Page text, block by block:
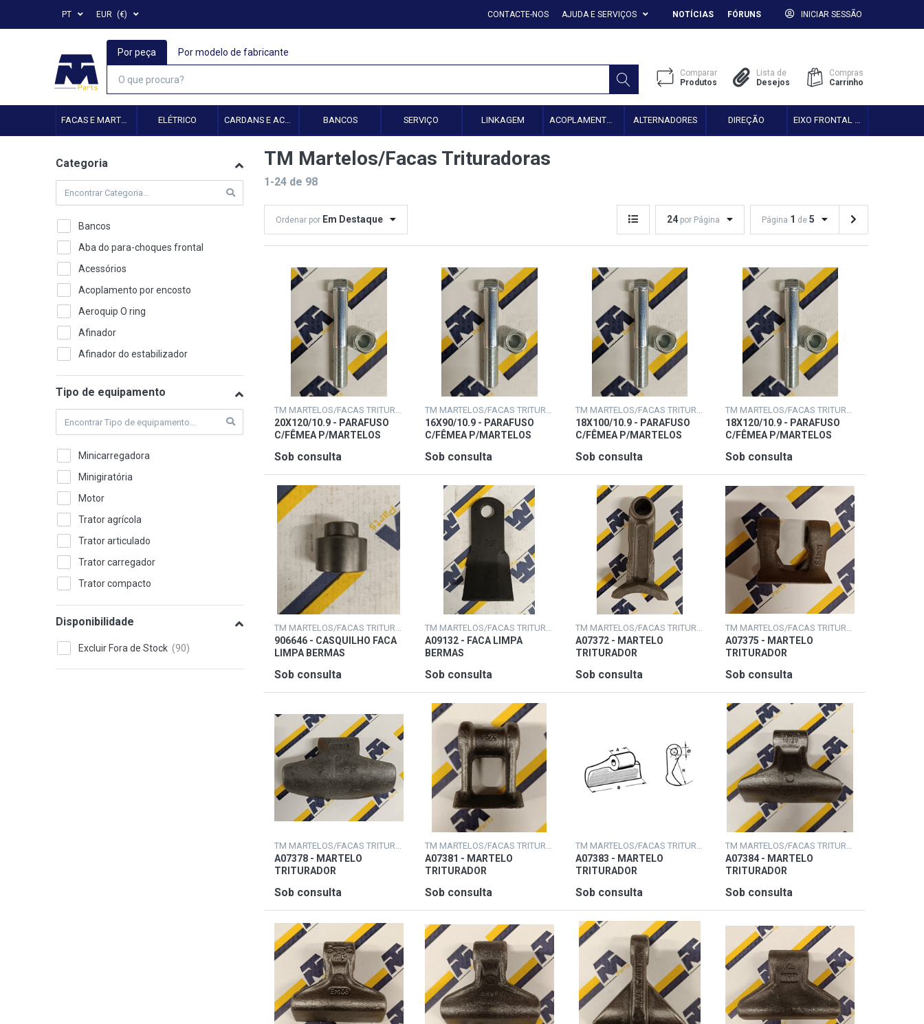
PT EUR (€) CONTACTE-NOS AJUDA E SERVIÇOS NOTÍCIAS FÓRUNS INICIAR SESSÃO
Por peça Por modelo de fabricante
Comparar
Produtos
Lista de
Desejos
Compras
Carrinho
ELÉTRICO CARDANS E ACESSÓRIOS BANCOS SERVIÇO LINKAGEM ACOPLAMENTO HIDRÁULICO ALTERNADORES DIREÇÃO
Categoria
Bancos
Aba do para-choques frontal
Acessórios
Acoplamento por encosto
Aeroquip O ring
Afinador
Afinador do estabilizador
Alternador
Alternador 12V
Amortecedor
Tipo de equipamento
Minicarregadora
Minigiratória
Motor
Trator agrícola
Trator articulado
Trator carregador
Trator compacto
Trator de pomar
Trator de rastos
Trator de vinha
Disponibilidade
Excluir Fora de Stock
TM Martelos/Facas Trituradoras
1-24de 98
Ordenar por Em Destaque 24 por Página Página 1 de5
TM MARTELOS/FACAS TRITURADORAS
20X120/10.9 - PARAFUSO
C/FÊMEA P/MARTELOS
Sob consulta
TM MARTELOS/FACAS TRITURADORAS
16X90/10.9 - PARAFUSO
C/FÊMEA P/MARTELOS
Sob consulta
TM MARTELOS/FACAS TRITURADORAS
18X100/10.9 - PARAFUSO
C/FÊMEA P/MARTELOS
Sob consulta
TM MARTELOS/FACAS TRITURADORAS
18X120/10.9 - PARAFUSO
C/FÊMEA P/MARTELOS
Sob consulta
TM MARTELOS/FACAS TRITURADORAS
906646 - CASQUILHO FACA
LIMPA BERMAS
Sob consulta
TM MARTELOS/FACAS TRITURADORAS
A09132 - FACA LIMPA
BERMAS
Sob consulta
TM MARTELOS/FACAS TRITURADORAS
A07372 - MARTELO
TRITURADOR
Sob consulta
TM MARTELOS/FACAS TRITURADORAS
A07375 - MARTELO
TRITURADOR
Sob consulta
TM MARTELOS/FACAS TRITURADORAS
A07378 - MARTELO
TRITURADOR
Sob consulta
TM MARTELOS/FACAS TRITURADORAS
A07381 - MARTELO
TRITURADOR
Sob consulta
TM MARTELOS/FACAS TRITURADORAS
A07383 - MARTELO
TRITURADOR
Sob consulta
TM MARTELOS/FACAS TRITURADORAS
A07384 - MARTELO
TRITURADOR
Sob consulta